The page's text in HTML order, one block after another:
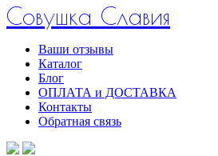
Совушка Славия
Ваши отзывы
Каталог
Блог
ОПЛАТА и ДОСТАВКА
Контакты
Обратная связь